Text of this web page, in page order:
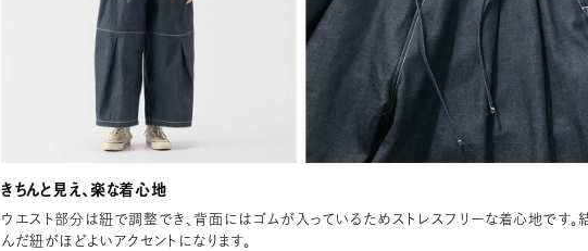
きちんと見え、楽な着心地
ウエスト部分は紐で調整でき、背面にはゴムが入っているためストレスフリーな着心地です。
んだ紐がほどよいアクセントになります。